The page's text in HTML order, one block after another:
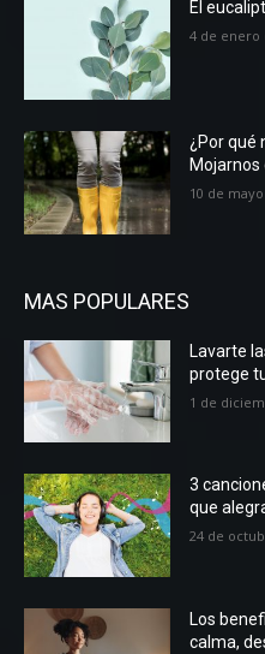
El
4 de enero
¿Por qué
Mojarnos
10 de
MAS POPULARES
Lavarte
protege
1 de
3
que
24 de
Los
calma,